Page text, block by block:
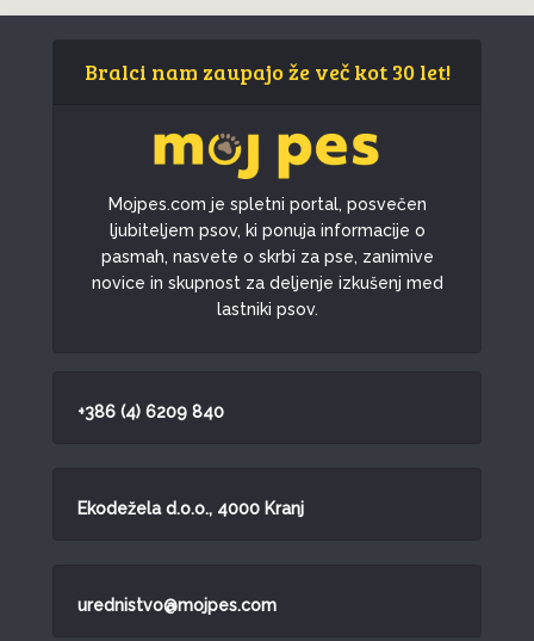
Bralci nam zaupajo že več kot 30 let!
Mojpes.com je spletni portal, posvečen
ljubiteljem psov, ki ponuja informacije o
pasmah, nasvete o skrbi za pse, zanimive
novice in skupnost za deljenje izkušenj med
lastniki psov.
+386 (4) 6209 840
Ekodežela d.o.o., 4000 Kranj
urednistvo@mojpes.com